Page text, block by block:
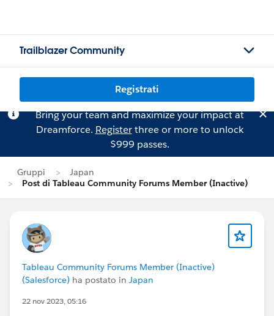
Trailblazer Community
Registrati
Bring your team and maximize your impact at
Dreamforce. Registerthree or more to unlock
$999 passes.
Gruppi
Japan
Post di Tableau Community Forums Member (Inactive)
Tableau Community Forums Member (Inactive)
(Salesforce) ha postato in Japan
22 nov 2023, 05:16